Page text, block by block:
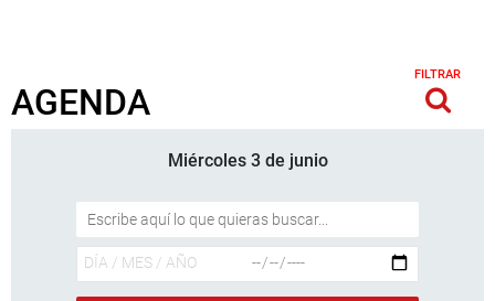
AGENDA
FILTRAR
Miércoles 3 de junio